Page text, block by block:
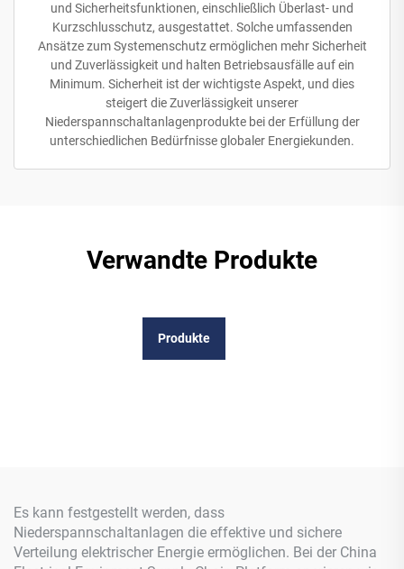
und Sicherheitsfunktionen, einschließlich Überlast- und
Kurzschlusschutz, ausgestattet. Solche umfassenden
Ansätze zum Systemenschutz ermöglichen mehr Sicherheit
und Zuverlässigkeit und halten Betriebsausfälle auf ein
Minimum. Sicherheit ist der wichtigste Aspekt, und dies
steigert die Zuverlässigkeit unserer
Niederspannschaltanlagenprodukte bei der Erfüllung der
unterschiedlichen Bedürfnisse globaler Energiekunden.
Verwandte Produkte
Produkte
Es kann festgestellt werden, dass
Niederspannschaltanlagen die effektive und sichere
Verteilung elektrischer Energie ermöglichen. Bei der China